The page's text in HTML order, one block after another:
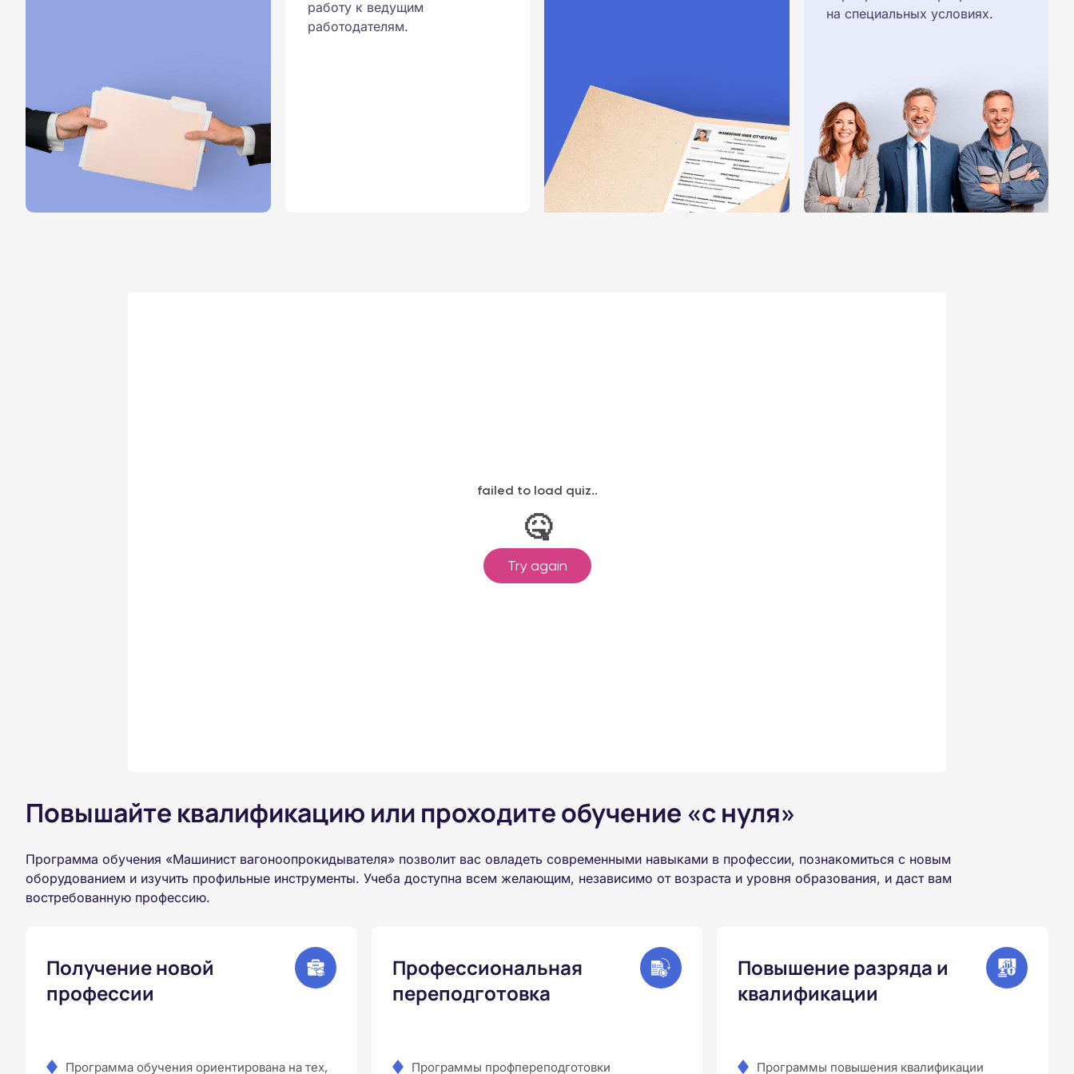
работу к ведущим
работодателям.
на специальных условиях.
Повышайте квалификацию или проходите обучение «с нуля»
Программа обучения «Машинист вагоноопрокидывателя» позволит вас овладеть современными навыками в профессии, познакомиться с новым
оборудованием и изучить профильные инструменты. Учеба доступна всем желающим, независимо от возраста и уровня образования, и даст вам
востребованную профессию.
Получение новой
профессии
Программа обучения ориентирована на тех,
Профессиональная
переподготовка
Программы профпереподготовки
Повышение разряда и
квалификации
Программы повышения квалификации